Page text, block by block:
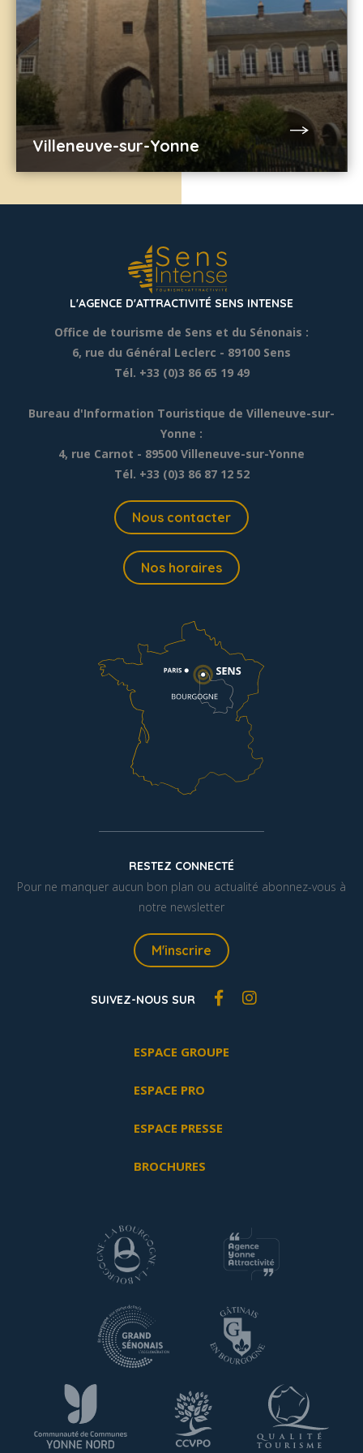
Villeneuve-sur-Yonne
L'AGENCE D'ATTRACTIVITÉ SENS INTENSE
Office de tourisme de Sens et du Sénonais :
6, rue du Général Leclerc - 89100 Sens
Tél. +33 (0)3 86 65 19 49
Bureau d'Information Touristique de Villeneuve-sur-
Yonne :
4, rue Carnot - 89500 Villeneuve-sur-Yonne
Tél. +33 (0)3 86 87 12 52
Nous contacter
Nos horaires
RESTEZ CONNECTÉ
Pour ne manquer aucun bon plan ou actualité abonnez-vous à
notre newsletter
M'inscrire
SUIVEZ-NOUS SUR
ESPACE GROUPE
ESPACE PRO
ESPACE PRESSE
BROCHURES